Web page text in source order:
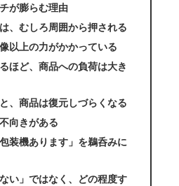
が膨らむ理由
、むしろ周囲から押される
以上の力がかかっている
ほど、商品への負荷は大き
、商品は復元しづらくなる
向きがある
装機あります」を鵜呑みに
い」ではなく、どの程度す